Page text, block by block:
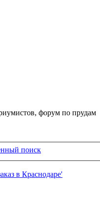
форум по прудам
поиск